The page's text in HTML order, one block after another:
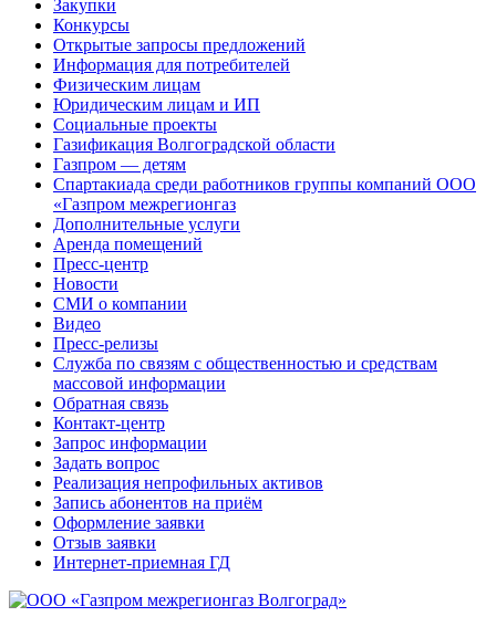
Закупки
Конкурсы
Открытые запросы предложений
Информация для потребителей
Физическим лицам
Юридическим лицам и ИП
Социальные проекты
Газификация Волгоградской области
Газпром — детям
Спартакиада среди работников группы компаний ООО
«Газпром межрегионгаз
Дополнительные услуги
Аренда помещений
Пресс-центр
Новости
СМИ о компании
Видео
Пресс-релизы
Служба по связям с общественностью и средствам
массовой информации
Обратная связь
Контакт-центр
Запрос информации
Задать вопрос
Реализация непрофильных активов
Запись абонентов на приём
Оформление заявки
Отзыв заявки
Интернет-приемная ГД